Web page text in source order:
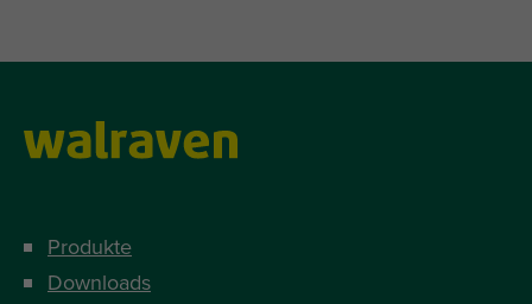
Produkte
Downloads